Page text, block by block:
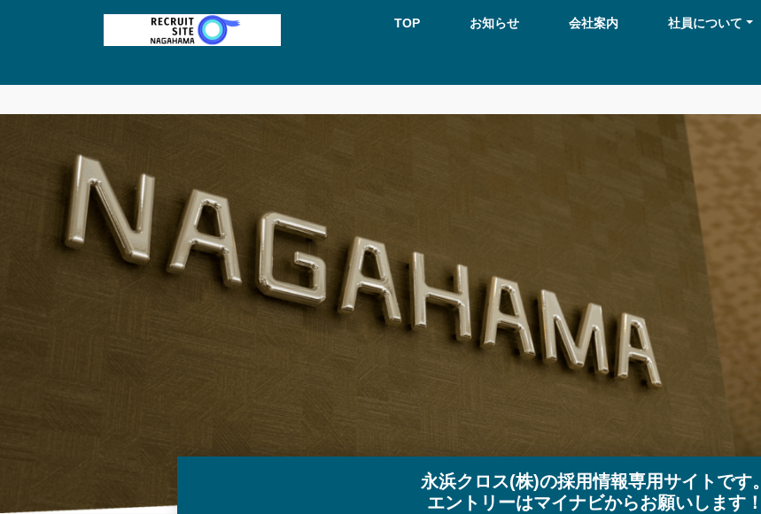
TOP お知らせ 会社案内 社員について
永浜クロス(株)の採用情報専用サイトです。
エントリーはマイナビからお願いします！